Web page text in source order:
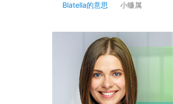
Blatella的意思 小蠊属